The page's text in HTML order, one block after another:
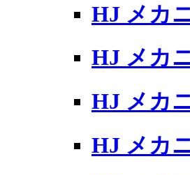
HJ メカ
HJ メカ
HJ メカ
HJ メカ